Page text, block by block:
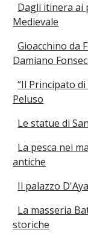
Dagli itinera ai
Medievale
Gioacchino da
Damiano
“Il Principato
Peluso
Le statue di
La pesca nei
antiche
Il palazzo
La masseria
storiche